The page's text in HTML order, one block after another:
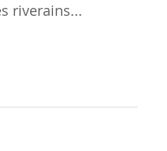
riverains...